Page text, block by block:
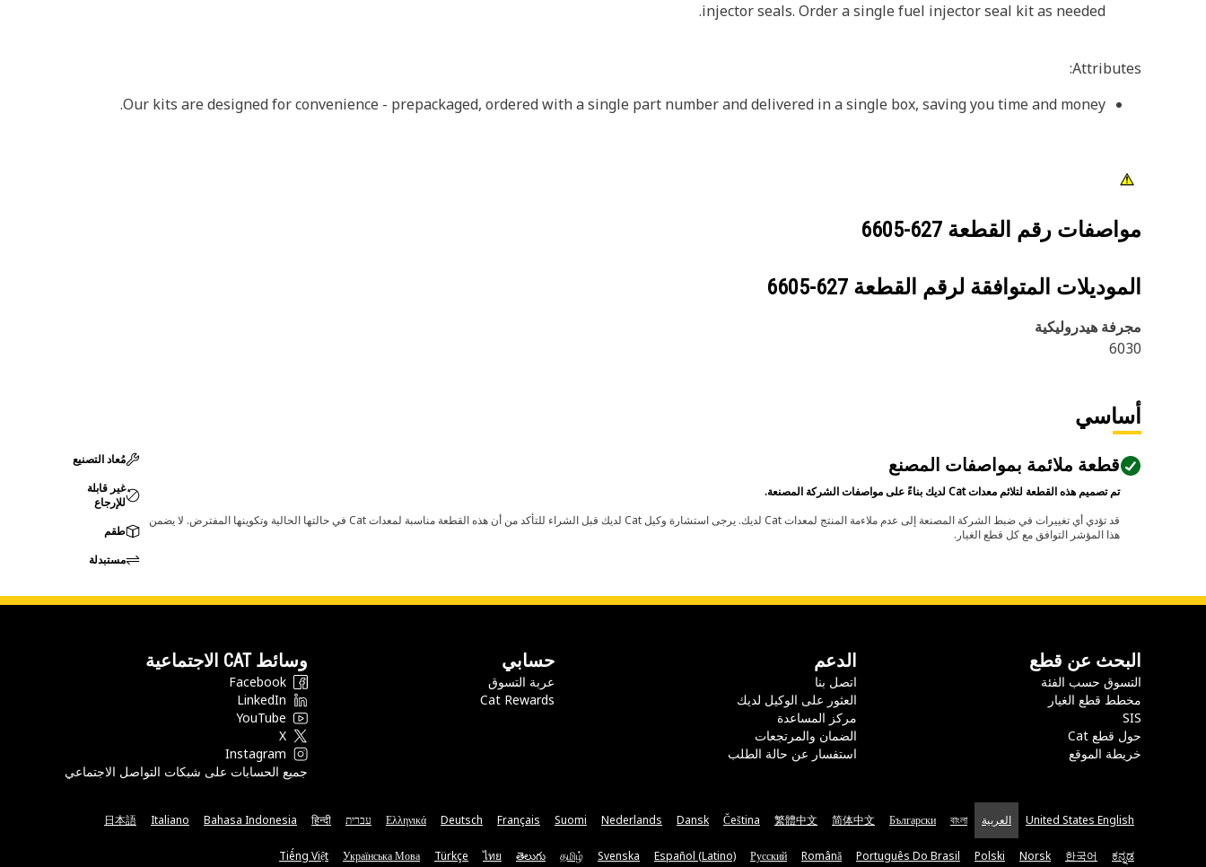
injector seals. Order a single fuel injector seal kit as needed.
Attributes:
Our kits are designed for convenience - prepackaged, ordered with a single part number and delivered in a single box, saving you time and money.
مواصفات رقم القطعة 627-6605
الموديلات المتوافقة لرقم القطعة 627-6605
مجرفة هيدروليكية
6030
أساسي
قطعة ملائمة بمواصفات المصنع
تم تصميم هذه القطعة لتلائم معدات Cat لديك بناءً على مواصفات الشركة المصنعة.
قد تؤدي أي تغييرات في ضبط الشركة المصنعة إلى عدم ملاءمة المنتج لمعدات Cat لديك. يرجى استشارة وكيل Cat لديك قبل الشراء للتأكد من أن هذه القطعة مناسبة لمعدات Cat في حالتها الحالية وتكوينها المفترض. لا يضمن
هذا المؤشر التوافق مع كل قطع الغيار.
مُعاد التصنيع
غير قابلة
للإرجاع
طقم
مستبدلة
البحث عن قطع
التسوق حسب الفئة
مخطط قطع الغيار
SIS
حول قطع Cat
خريطة الموقع
الدعم
اتصل بنا
العثور على الوكيل لديك
مركز المساعدة
الضمان والمرتجعات
استفسار عن حالة الطلب
حسابي
عربة التسوق
Cat Rewards
وسائط CAT الاجتماعية
Facebook
LinkedIn
YouTube
X
Instagram
جميع الحسابات على شبكات التواصل الاجتماعي
United States English العربية বাংলা
Български
简体中文
繁體中文
Čeština
Dansk
Nederlands
Suomi
Français
Deutsch
Ελληνικά עברית हिन्दी
Bahasa Indonesia
Italiano
日本語
ಕನ್ನಡ
한국어
Norsk
Polski
Português Do Brasil
Română
Русский
Español (Latino)
Svenska
தமிழ்
తెలుగు
ไทย
Türkçe
Українська Мова
Tiếng Việt